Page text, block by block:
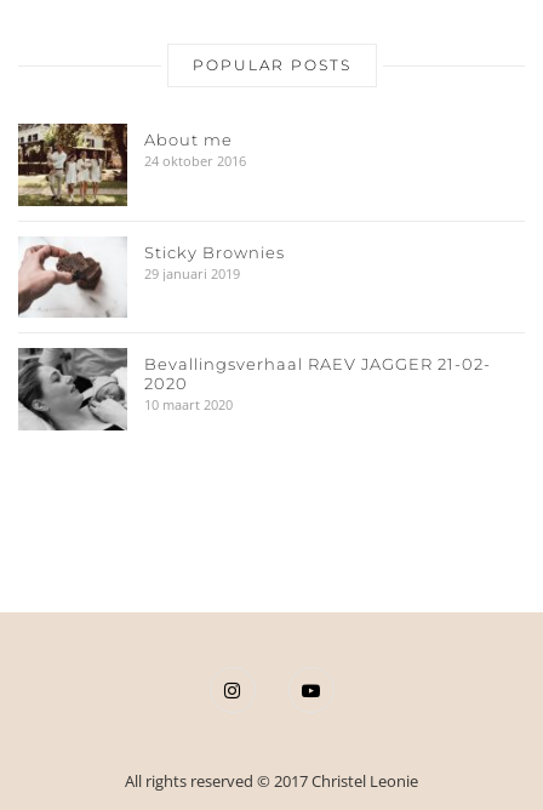
POPULAR POSTS
About me
24 oktober 2016
Sticky Brownies
29 januari 2019
Bevallingsverhaal RAEV JAGGER 21-02-
2020
10 maart 2020
All rights reserved © 2017 Christel Leonie